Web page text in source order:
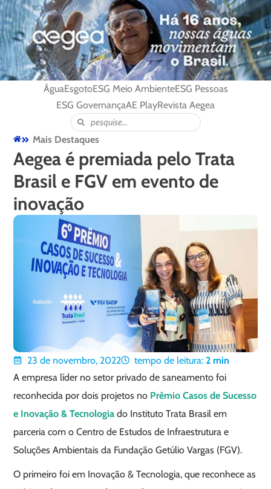
ÁguaEsgotoESG Meio AmbienteESG Pessoas
ESG GovernançaAE PlayRevista Aegea
Mais Destaques
Aegea é premiada pelo Trata
Brasil e FGV em evento de
inovação
23 de novembro, 2022 tempo de leitura: 2 min
A empresa líder no setor privado de saneamento foi
reconhecida por dois projetos no Prêmio Casos de Sucesso
e Inovação & Tecnologia do Instituto Trata Brasil em
parceria com o Centro de Estudos de Infraestrutura e
Soluções Ambientais da Fundação Getúlio Vargas (FGV).
O primeiro foi em Inovação & Tecnologia, que reconhece as